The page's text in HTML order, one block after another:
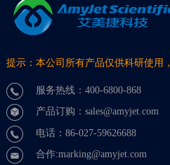
提示：本公司所有产品仅供科研使用
服务热线：400-6800-868
产品订购：sales@amyjet.com
电话：86-027-59626688
合作:marking@amyjet.com